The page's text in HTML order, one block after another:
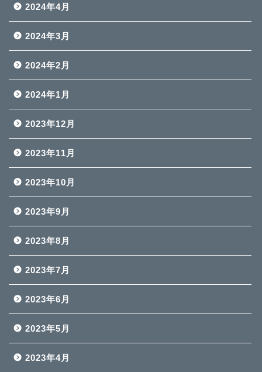
2024年4月
2024年3月
2024年2月
2024年1月
2023年12月
2023年11月
2023年10月
2023年9月
2023年8月
2023年7月
2023年6月
2023年5月
2023年4月